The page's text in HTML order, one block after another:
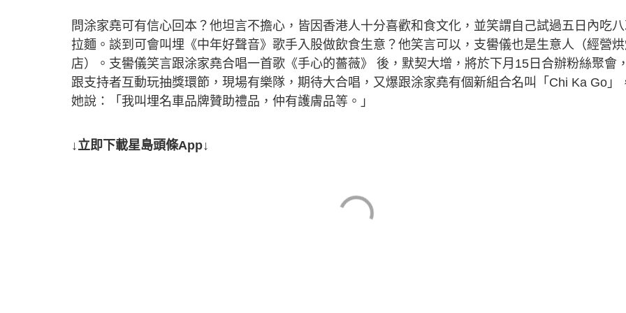
問涂家堯可有信心回本？他坦言不擔心，皆因香港人十分喜歡和食文化，並笑謂自己試過五日內吃
拉麵。談到可會叫埋《中年好聲音》歌手入股做飲食生意？他笑言可以，支嚳儀也是生意人（經營
店）。支嚳儀笑言跟涂家堯合唱一首歌《手心的薔薇》 後，默契大增，將於下月15日合辦粉絲聚會，
跟支持者互動玩抽獎環節，現場有樂隊，期待大合唱，又爆跟涂家堯有個新組合名叫「Chi Ka Go」
她說：「我叫埋名車品牌贊助禮品，仲有護膚品等。」
↓立即下載星島頭條App↓